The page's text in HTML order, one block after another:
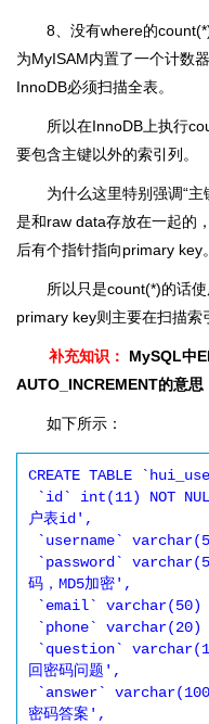
8、没有where的
为MyISAM内置了一个计数
InnoDB必须扫描全表。
所以在InnoDB上执行
要包含主键以外的索引列。
为什么这里特别强调“
是和raw data存放在一起的
后有个指针指向primary key。
所以只是count(*)的话
primary key则主要在扫描索
补充知识：
MySQL中
AUTO_INCREMENT的意思
如下所示：
CREATE TABLE
户表id',
码，MD5加密',
回密码问题',
密码答案',